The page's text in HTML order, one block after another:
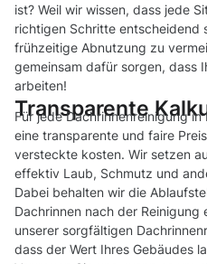
ist? Weil wir wissen, dass jede
richtigen Schritte entscheidend
frühzeitige Abnutzung zu
gemeinsam dafür sorgen, dass
arbeiten!
Transparente
Für jede Dachrinnenreinigung
eine transparente und faire
versteckte kosten. Wir setzen
effektiv Laub, Schmutz und
Dabei behalten wir die
Dachrinnen nach der
unserer sorgfältigen
dass der Wert Ihres Gebäudes